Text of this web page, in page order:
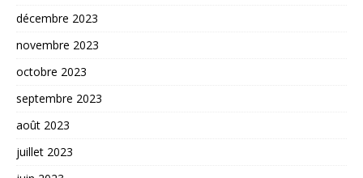
décembre 2023
novembre 2023
octobre 2023
septembre 2023
août 2023
juillet 2023